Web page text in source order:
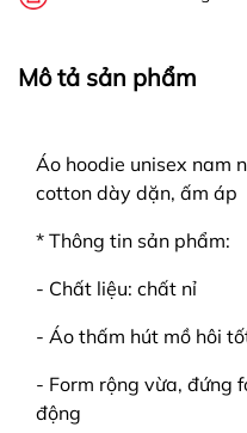
Mô tả sản phẩm
Áo hoodie unisex nam
cotton dày dặn, ấm áp
* Thông tin sản phẩm:
- Chất liệu: chất nỉ
- Áo thấm hút mồ hôi
- Form rộng vừa, đứng
động